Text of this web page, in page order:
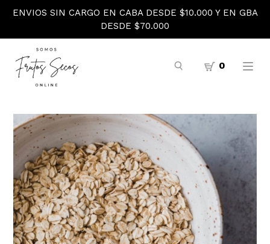
ENVIOS SIN CARGO EN CABA DESDE $10.000 Y EN GBA
DESDE $70.000
0